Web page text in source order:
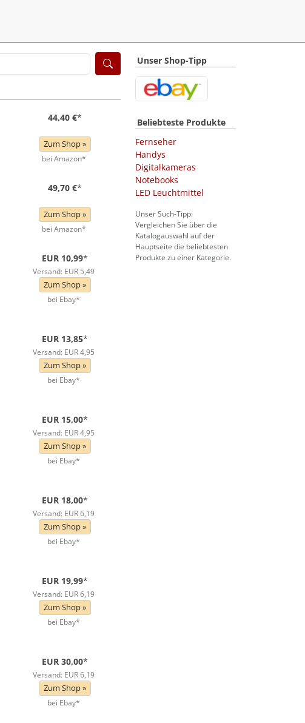
44,40 €*
Zum Shop »
bei Amazon*
49,70 €*
Zum Shop »
bei Amazon*
EUR 10,99*
Versand: EUR 5,49
Zum Shop »
bei Ebay*
EUR 13,85*
Versand: EUR 4,95
Zum Shop »
bei Ebay*
EUR 15,00*
Versand: EUR 4,95
Zum Shop »
bei Ebay*
EUR 18,00*
Versand: EUR 6,19
Zum Shop »
bei Ebay*
EUR 19,99*
Versand: EUR 6,19
Zum Shop »
bei Ebay*
EUR 30,00*
Versand: EUR 6,19
Zum Shop »
bei Ebay*
Unser Shop-Tipp
Beliebteste Produkte
Fernseher
Handys
Digitalkameras
Notebooks
LED Leuchtmittel
Unser Such-Tipp:
Vergleichen Sie über die
Katalogauswahl auf der
Hauptseite die beliebtesten
Produkte zu einer Kategorie.